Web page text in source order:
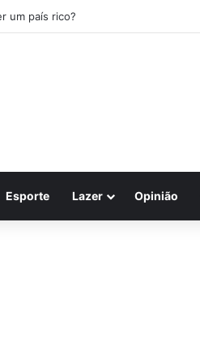
um país rico?
Esporte Lazer Opinião